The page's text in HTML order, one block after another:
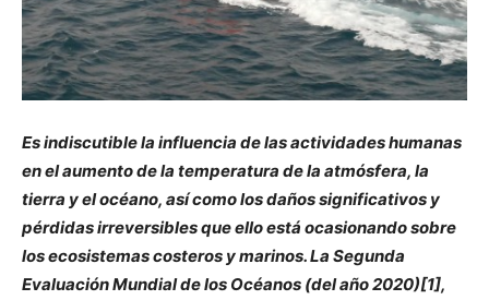
Es indiscutible la influencia de las actividades humanas
en el aumento de la temperatura de la atmósfera, la
tierra y el océano, así como los daños significativos y
pérdidas irreversibles que ello está ocasionando sobre
los ecosistemas costeros y marinos. La Segunda
Evaluación Mundial de los Océanos (del año 2020)[1],